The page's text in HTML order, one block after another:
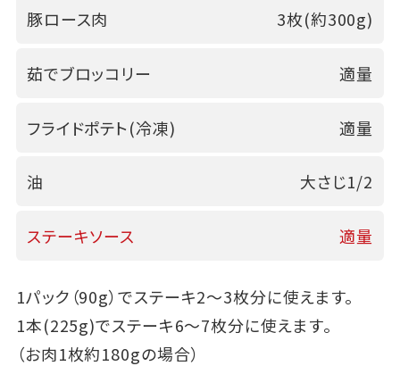
豚ロース肉 3枚(約300g)
茹でブロッコリー 適量
フライドポテト(冷凍) 適量
油 大さじ1/2
ステーキソース 適量
1パック（90g）でステーキ2～3枚分に使えます。
1本(225g)でステーキ6～7枚分に使えます。
（お肉1枚約180gの場合）